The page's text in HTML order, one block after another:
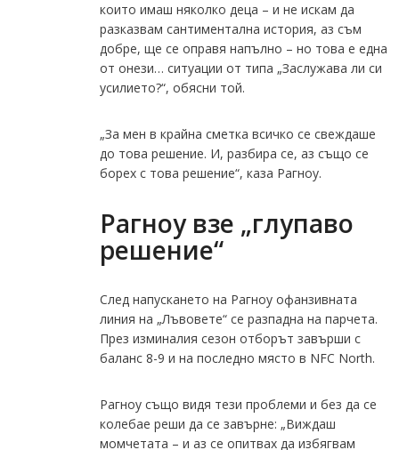
които имаш няколко деца – и не искам да
разказвам сантиментална история, аз съм
добре, ще се оправя напълно – но това е една
от онези… ситуации от типа „Заслужава ли си
усилието?“, обясни той.
„За мен в крайна сметка всичко се свеждаше
до това решение. И, разбира се, аз също се
борех с това решение“, каза Рагноу.
Рагноу взе „глупаво
решение“
След напускането на Рагноу офанзивната
линия на „Лъвовете“ се разпадна на парчета.
През изминалия сезон отборът завърши с
баланс 8-9 и на последно място в NFC North.
Рагноу също видя тези проблеми и без да се
колебае реши да се завърне: „Виждаш
момчетата – и аз се опитвах да избягвам